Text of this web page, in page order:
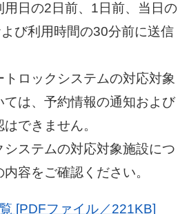
用日の2日前、1日前、当日の
び利用時間の30分前に送信
トロックシステムの対応対象
ては、予約情報の通知および
できません。
システムの対応対象施設につ
容をご確認ください。
[PDFファイル／221KB]